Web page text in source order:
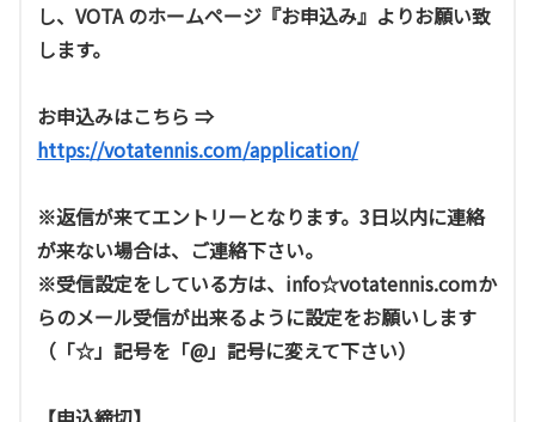
し、VOTA のホームページ『お申込み』よりお願い致
します。
お申込みはこちら ⇒
https://votatennis.com/application/
※返信が来てエントリーとなります。3日以内に連絡
が来ない場合は、ご連絡下さい。
※受信設定をしている方は、info☆votatennis.comか
らのメール受信が出来るように設定をお願いします
（「☆」記号を「@」記号に変えて下さい）